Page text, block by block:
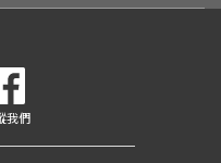
我們